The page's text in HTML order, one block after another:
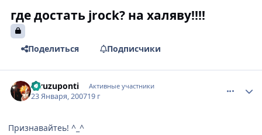
где достать jrock? на халяву!!!!
Поделиться Подписчики
furuzuponti Активные участники
23 Января, 200719 г
Признавайтеь! ^_^